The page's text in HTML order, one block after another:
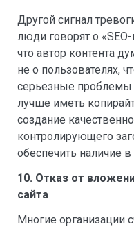
Другой сигнал
люди говорят о «SEO-
что автор контента
не о пользователях,
серьезные проблемы
лучше иметь
создание
контролирующего
обеспечить наличие
10. Отказ от
сайта
Многие организации